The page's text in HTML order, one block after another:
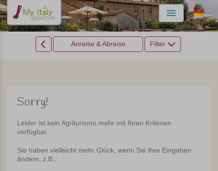
Menu
Anreise & Abreise Filter
Sorry!
Leider ist kein Agriturismo mehr mit Ihren Kriterien
verfügbar.
Sie haben vielleicht mehr Glück, wenn Sie Ihre Eingaben
ändern, z.B.: